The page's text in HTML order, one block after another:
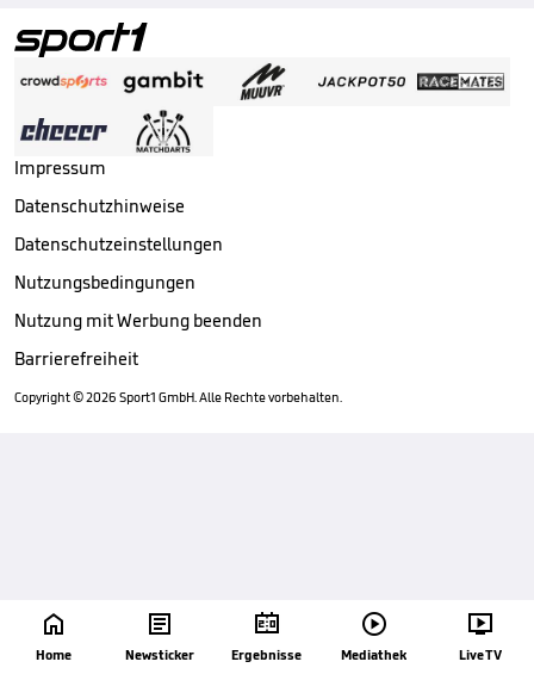

Home

Newsticker

Ergebnisse

Mediathek

Live TV
Impressum
Datenschutzhinweise
Datenschutzeinstellungen
Nutzungsbedingungen
Nutzung mit Werbung beenden
Barrierefreiheit
Copyright ©2026 Sport1 GmbH. Alle Rechte vorbehalten.